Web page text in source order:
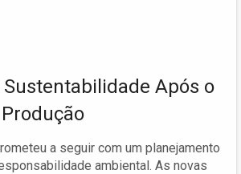
Após o
a seguir com um planejamento
ambiental. As novas